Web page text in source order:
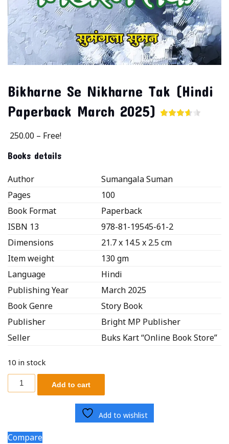
Bikharne Se Nikharne Tak (Hindi
Paperback March 2025)
250.00 – Free!
Books details
Author
Sumangala Suman
Pages
100
Book Format
Paperback
ISBN 13
978-81-19545-61-2
Dimensions
21.7 x 14.5 x 2.5 cm
Item weight
130 gm
Language
Hindi
Publishing Year
March 2025
Book Genre
Story Book
Publisher
Bright MP Publisher
Seller
Buks Kart “Online Book Store”
10 in stock
Add to cart
Add to wishlist
Compare